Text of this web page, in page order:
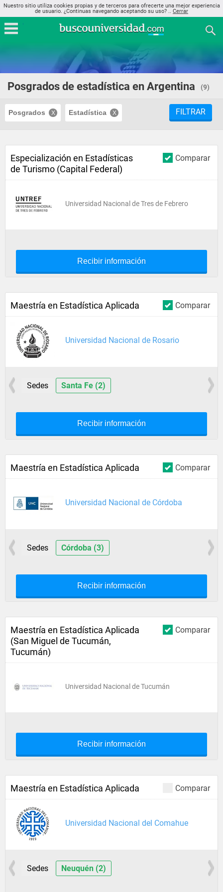
Nuestro sitio utiliza cookies propias y de terceros para ofrecerte una mejor experiencia
de usuario. ¿Continuas navegando aceptando su uso? .. Cerrar
Posgrados de estadística en Argentina (9)
Posgrados Estadística FILTRAR
Comparar
Especialización en Estadísticas
de Turismo (Capital Federal)
Universidad Nacional de Tres de Febrero
Recibir información
Comparar
Maestría en Estadística Aplicada
Universidad Nacional de Rosario
Sedes Santa Fe (2)
Recibir información
Comparar
Maestría en Estadística Aplicada
Universidad Nacional de Córdoba
Sedes Córdoba (3)
Recibir información
Comparar
Maestría en Estadística Aplicada
(San Miguel de Tucumán,
Tucumán)
Universidad Nacional de Tucumán
Recibir información
Comparar
Maestría en Estadística Aplicada
Universidad Nacional del Comahue
Sedes Neuquén (2)